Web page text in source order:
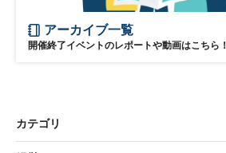
アーカイブ一覧
開催終了イベントのレポートや動画はこちら！
カテゴリ